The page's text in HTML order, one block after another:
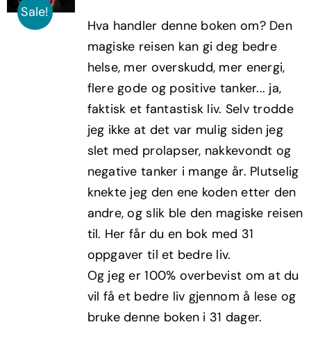
Sale!
var:
kr299,00.
er:
kr179,40.
Hva handler denne boken om? Den
magiske reisen kan gi deg bedre
helse, mer overskudd, mer energi,
flere gode og positive tanker... ja,
faktisk et fantastisk liv. Selv trodde
jeg ikke at det var mulig siden jeg
slet med prolapser, nakkevondt og
negative tanker i mange år. Plutselig
knekte jeg den ene koden etter den
andre, og slik ble den magiske reisen
til. Her får du en bok med 31
oppgaver til et bedre liv.
Og jeg er 100% overbevist om at du
vil få et bedre liv gjennom å lese og
bruke denne boken i 31 dager.